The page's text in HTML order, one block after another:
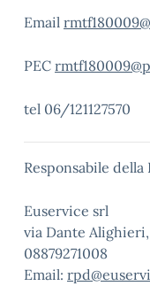
Email
PEC
tel 06/121127570
Responsabile
Euservice srl
via Dante Alighieri,
08879271008
Email: